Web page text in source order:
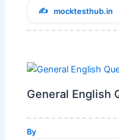
mocktesthub.in
General English
By